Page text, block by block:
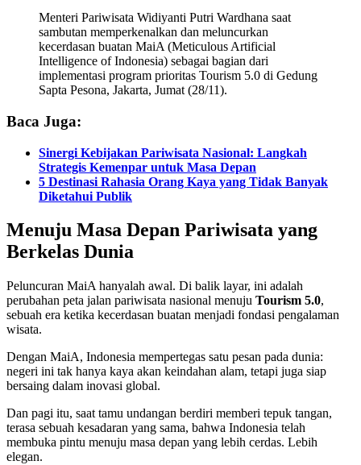
Menteri Pariwisata Widiyanti Putri Wardhana saat
sambutan memperkenalkan dan meluncurkan
kecerdasan buatan MaiA (Meticulous Artificial
Intelligence of Indonesia) sebagai bagian dari
implementasi program prioritas Tourism 5.0 di Gedung
Sapta Pesona, Jakarta, Jumat (28/11).
Baca Juga:
Sinergi Kebijakan Pariwisata Nasional: Langkah
Strategis Kemenpar untuk Masa Depan
5 Destinasi Rahasia Orang Kaya yang Tidak Banyak
Diketahui Publik
Menuju Masa Depan Pariwisata yang
Berkelas Dunia
Peluncuran MaiA hanyalah awal. Di balik layar, ini adalah
perubahan peta jalan pariwisata nasional menuju Tourism 5.0,
sebuah era ketika kecerdasan buatan menjadi fondasi pengalaman
wisata.
Dengan MaiA, Indonesia mempertegas satu pesan pada dunia:
negeri ini tak hanya kaya akan keindahan alam, tetapi juga siap
bersaing dalam inovasi global.
Dan pagi itu, saat tamu undangan berdiri memberi tepuk tangan,
terasa sebuah kesadaran yang sama, bahwa Indonesia telah
membuka pintu menuju masa depan yang lebih cerdas. Lebih
elegan.